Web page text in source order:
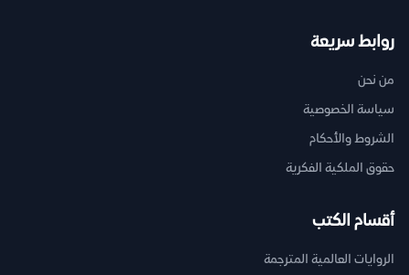
روابط سريعة
من نحن
سياسة الخصوصية
الشروط والأحكام
حقوق الملكية الفكرية
أقسام الكتب
الروايات العالمية المترجمة